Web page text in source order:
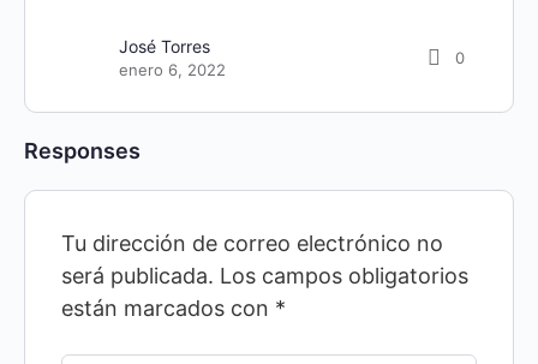
José Torres
enero 6, 2022
0
Responses
Tu dirección de correo electrónico no
será publicada. Los campos obligatorios
están marcados con *